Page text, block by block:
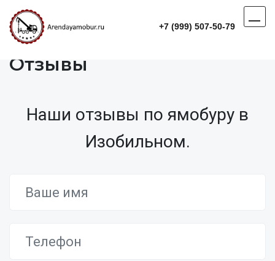
+7 (999) 507-50-79
Отзывы
Наши отзывы по ямобуру в
Изобильном.